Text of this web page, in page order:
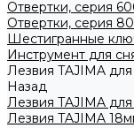
Отвертки, серия
Отвертки, серия
Шестигранные
Инструмент для
Лезвия TAJIMA
Назад
Лезвия TAJIMA
Лезвия TAJIMA